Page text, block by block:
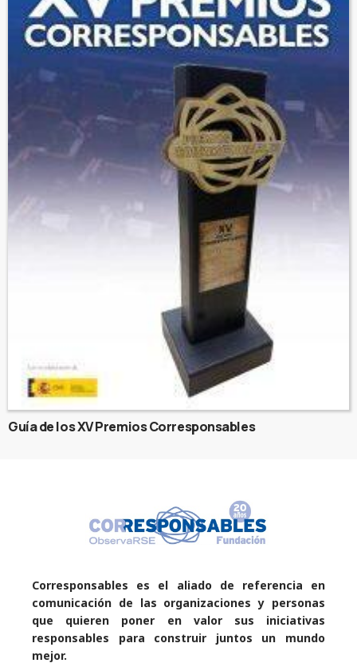
Guía de los XV Premios Corresponsables
Corresponsables es el aliado de referencia en
comunicación de las organizaciones y personas
que quieren poner en valor sus iniciativas
responsables para construir juntos un mundo
mejor.